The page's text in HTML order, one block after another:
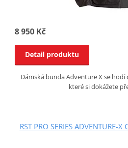
8 950 Kč
Detail produktu
Dámská bunda Adventure X se
které si dokážete
RST PRO SERIES ADVENTURE-